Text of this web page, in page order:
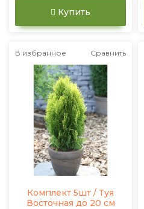
Купить
В избранное Сравнить
Комплект 5шт / Туя
Восточная до 20 см